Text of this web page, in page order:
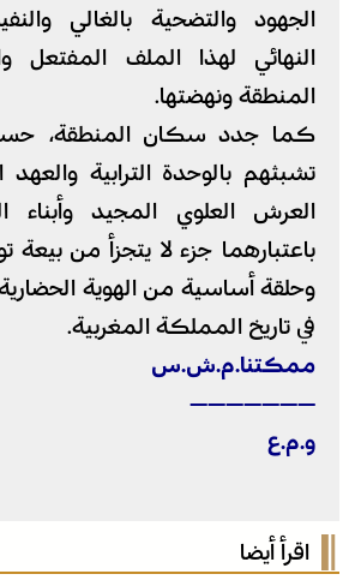
الجهود والتضحية بالغالي
النهائي لهذا الملف المفتعل
المنطقة ونهضتها.
كما جدد سكان المنطقة،
تشبثهم بالوحدة الترابية والعهد
العرش العلوي المجيد وأبناء
باعتبارهما جزء لا يتجزأ من بيعة
وحلقة أساسية من الهوية الحضارية
في تاريخ المملكة المغربية.
ممكتنا.م.ش.س
———————
و.م.ع
اقرأ أيضا